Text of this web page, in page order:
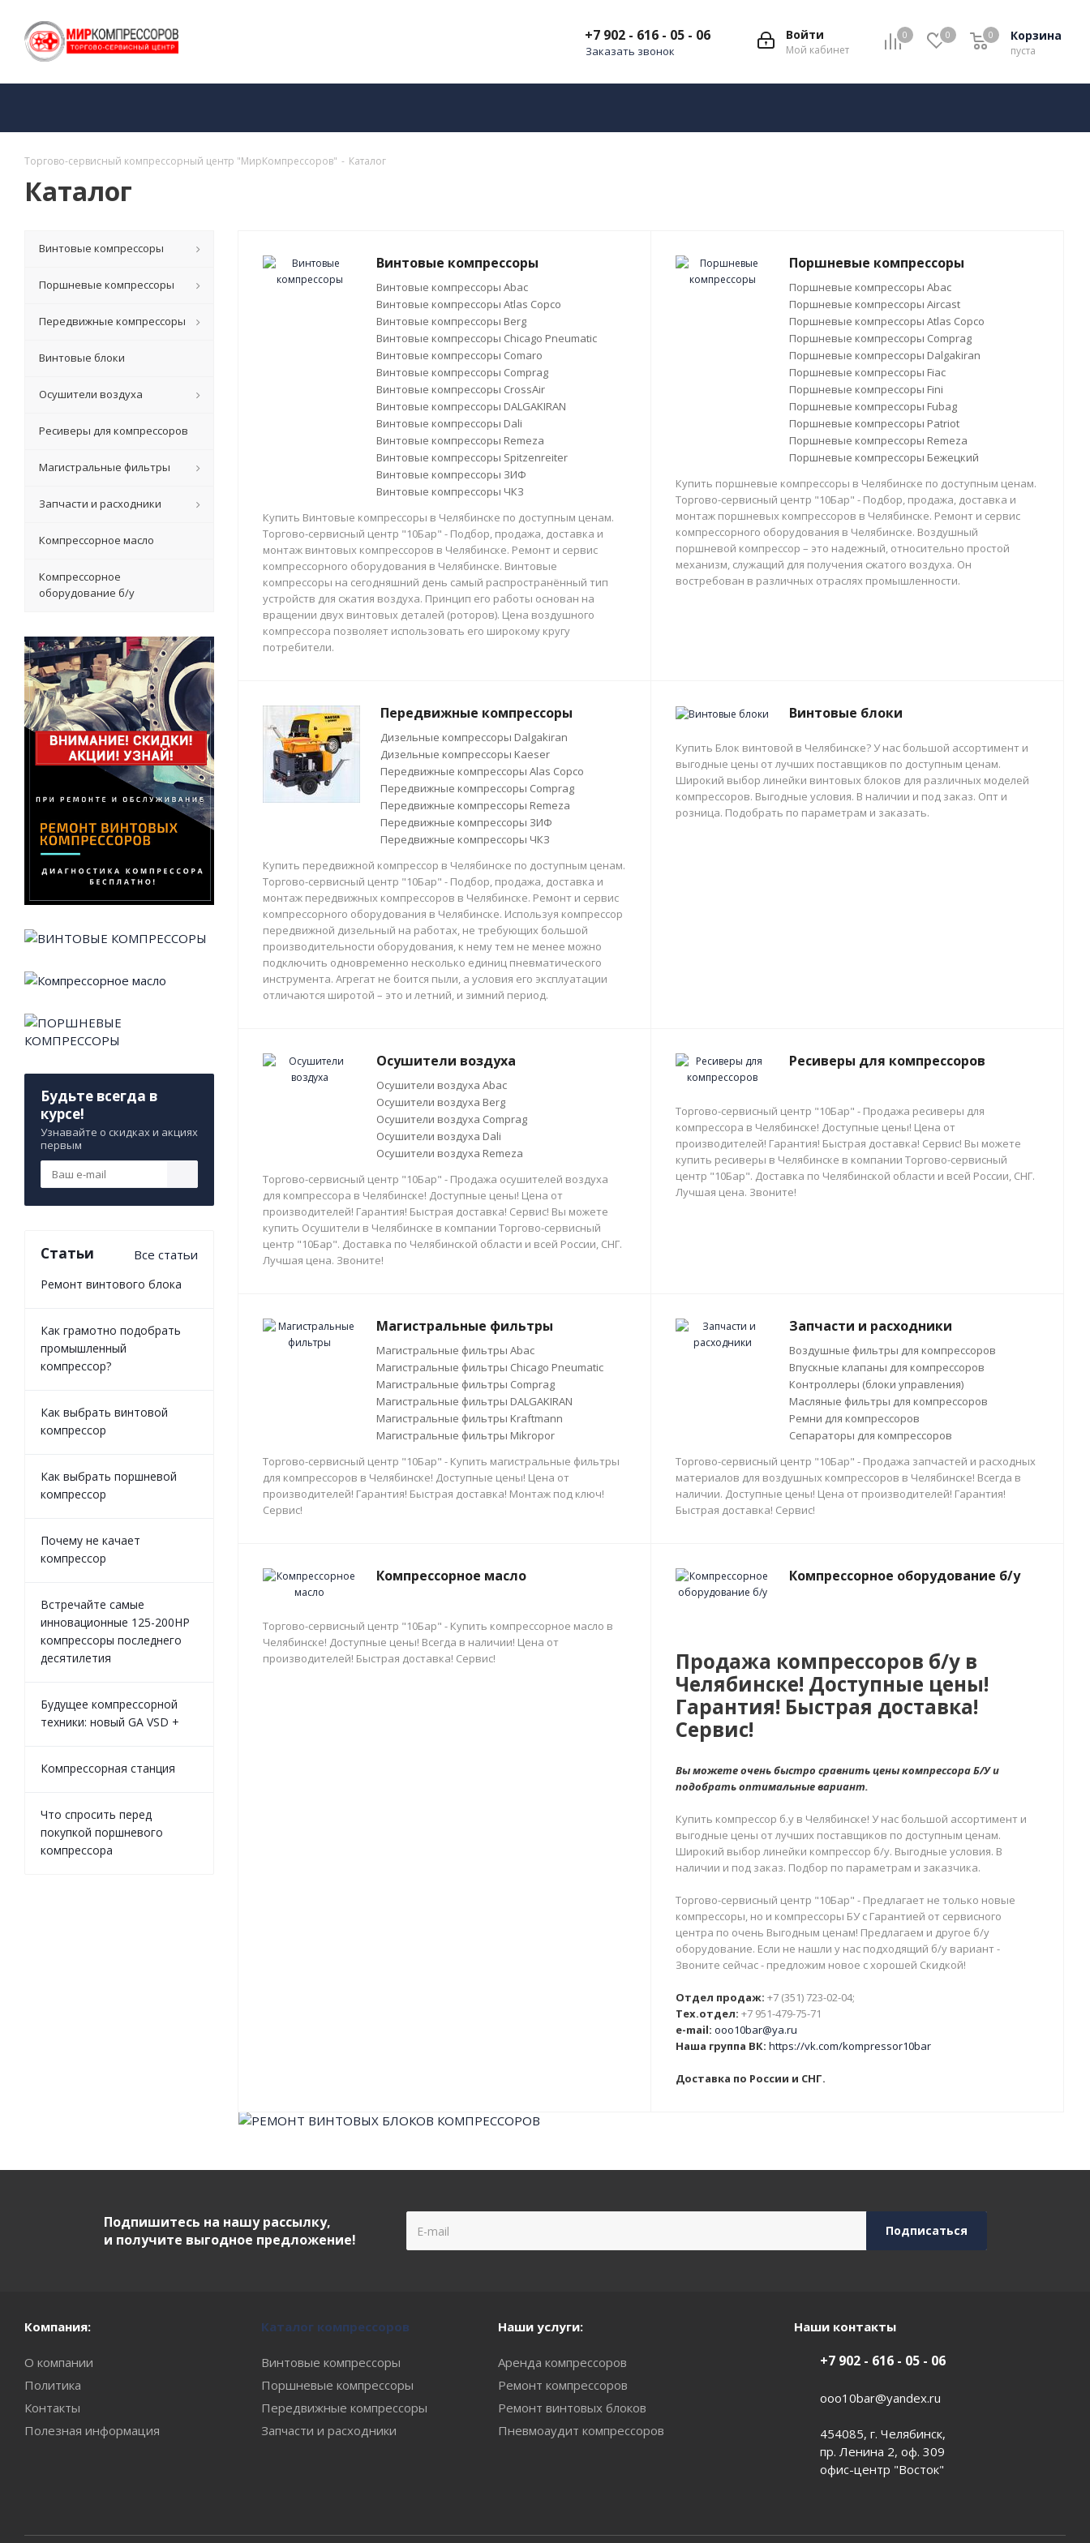
0 0 Корзина
пуста
0
Войти
Мой кабинет
+7 902 - 616 - 05 - 06
Заказать звонок
Торгово-сервисный компрессорный центр "МирКомпрессоров" - Каталог
Каталог
Винтовые компрессоры
Винтовые компрессоры Abac
Винтовые компрессоры Atlas Copco
Винтовые компрессоры Berg
Винтовые компрессоры Chicago Pneumatic
Винтовые компрессоры Comaro
Винтовые компрессоры Comprag
Винтовые компрессоры CrossAir
Винтовые компрессоры DALGAKIRAN
Винтовые компрессоры Dali
Винтовые компрессоры Remeza
Винтовые компрессоры Spitzenreiter
Винтовые компрессоры ЗИФ
Винтовые компрессоры ЧКЗ
Купить Винтовые компрессоры в Челябинске по доступным ценам.
Торгово-сервисный центр "10Бар" - Подбор, продажа, доставка и
монтаж винтовых компрессоров в Челябинске. Ремонт и сервис
компрессорного оборудования в Челябинске. Винтовые
компрессоры на сегодняшний день самый распространённый тип
устройств для сжатия воздуха. Принцип его работы основан на
вращении двух винтовых деталей (роторов). Цена воздушного
компрессора позволяет использовать его широкому кругу
потребители.
Поршневые компрессоры
Поршневые компрессоры Abac
Поршневые компрессоры Aircast
Поршневые компрессоры Atlas Copco
Поршневые компрессоры Comprag
Поршневые компрессоры Dalgakiran
Поршневые компрессоры Fiac
Поршневые компрессоры Fini
Поршневые компрессоры Fubag
Поршневые компрессоры Patriot
Поршневые компрессоры Remeza
Поршневые компрессоры Бежецкий
Купить поршневые компрессоры в Челябинске по доступным ценам.
Торгово-сервисный центр "10Бар" - Подбор, продажа, доставка и
монтаж поршневых компрессоров в Челябинске. Ремонт и сервис
компрессорного оборудования в Челябинске. Воздушный
поршневой компрессор – это надежный, относительно простой
механизм, служащий для получения сжатого воздуха. Он
востребован в различных отраслях промышленности.
Передвижные компрессоры
Дизельные компрессоры Dalgakiran
Дизельные компрессоры Kaeser
Передвижные компрессоры Alas Copco
Передвижные компрессоры Comprag
Передвижные компрессоры Remeza
Передвижные компрессоры ЗИФ
Передвижные компрессоры ЧКЗ
Купить передвижной компрессор в Челябинске по доступным ценам.
Торгово-сервисный центр "10Бар" - Подбор, продажа, доставка и
монтаж передвижных компрессоров в Челябинске. Ремонт и сервис
компрессорного оборудования в Челябинске. Используя компрессор
передвижной дизельный на работах, не требующих большой
производительности оборудования, к нему тем не менее можно
подключить одновременно несколько единиц пневматического
инструмента. Агрегат не боится пыли, а условия его эксплуатации
отличаются широтой – это и летний, и зимний период.
Винтовые блоки
Купить Блок винтовой в Челябинске? У нас большой ассортимент и
выгодные цены от лучших поставщиков по доступным ценам.
Широкий выбор линейки винтовых блоков для различных моделей
компрессоров. Выгодные условия. В наличии и под заказ. Опт и
розница. Подобрать по параметрам и заказать.
Осушители воздуха
Осушители воздуха Abac
Осушители воздуха Berg
Осушители воздуха Comprag
Осушители воздуха Dali
Осушители воздуха Remeza
Торгово-сервисный центр "10Бар" - Продажа осушителей воздуха
для компрессора в Челябинске! Доступные цены! Цена от
производителей! Гарантия! Быстрая доставка! Сервис! Вы можете
купить Осушители в Челябинске в компании Торгово-сервисный
центр "10Бар". Доставка по Челябинской области и всей России, СНГ.
Лучшая цена. Звоните!
Ресиверы для компрессоров
Торгово-сервисный центр "10Бар" - Продажа ресиверы для
компрессора в Челябинске! Доступные цены! Цена от
производителей! Гарантия! Быстрая доставка! Сервис! Вы можете
купить ресиверы в Челябинске в компании Торгово-сервисный
центр "10Бар". Доставка по Челябинской области и всей России, СНГ.
Лучшая цена. Звоните!
Магистральные фильтры
Магистральные фильтры Abac
Магистральные фильтры Chicago Pneumatic
Магистральные фильтры Comprag
Магистральные фильтры DALGAKIRAN
Магистральные фильтры Kraftmann
Магистральные фильтры Mikropor
Торгово-сервисный центр "10Бар" - Купить магистральные фильтры
для компрессоров в Челябинске! Доступные цены! Цена от
производителей! Гарантия! Быстрая доставка! Монтаж под ключ!
Сервис!
Запчасти и расходники
Воздушные фильтры для компрессоров
Впускные клапаны для компрессоров
Контроллеры (блоки управления)
Масляные фильтры для компрессоров
Ремни для компрессоров
Сепараторы для компрессоров
Торгово-сервисный центр "10Бар" - Продажа запчастей и расходных
материалов для воздушных компрессоров в Челябинске! Всегда в
наличии. Доступные цены! Цена от производителей! Гарантия!
Быстрая доставка! Сервис!
Компрессорное масло
Торгово-сервисный центр "10Бар" - Купить компрессорное масло в
Челябинске! Доступные цены! Всегда в наличии! Цена от
производителей! Быстрая доставка! Сервис!
Компрессорное оборудование б/у
Продажа компрессоров б/у в
Челябинске! Доступные цены!
Гарантия! Быстрая доставка!
Сервис!
Вы можете очень быстро сравнить цены компрессора Б/У и
подобрать оптимальные вариант.
Купить компрессор б.у в Челябинске! У нас большой ассортимент и
выгодные цены от лучших поставщиков по доступным ценам.
Широкий выбор линейки компрессор б/у. Выгодные условия. В
наличии и под заказ. Подбор по параметрам и заказчика.
Торгово-сервисный центр "10Бар" - Предлагает не только новые
компрессоры, но и компрессоры БУ с Гарантией от сервисного
центра по очень Выгодным ценам! Предлагаем и другое б/у
оборудование. Если не нашли у нас подходящий б/у вариант -
Звоните сейчас - предложим новое с хорошей Скидкой!
Отдел продаж: +7 (351) 723-02-04;
Тех.отдел: +7 951-479-75-71
e-mail: ooo10bar@ya.ru
Наша группа ВК: https://vk.com/kompressor10bar
Доставка по России и СНГ.
Винтовые компрессоры
Поршневые компрессоры
Передвижные компрессоры
Винтовые блоки
Осушители воздуха
Ресиверы для компрессоров
Магистральные фильтры
Запчасти и расходники
Компрессорное масло
Компрессорное
оборудование б/у
Будьте всегда в
курсе!
Узнавайте о скидках и акциях
первым
Статьи Все статьи
Ремонт винтового блока
Как грамотно подобрать
промышленный
компрессор?
Как выбрать винтовой
компрессор
Как выбрать поршневой
компрессор
Почему не качает
компрессор
Встречайте самые
инновационные 125-200HP
компрессоры последнего
десятилетия
Будущее компрессорной
техники: новый GA VSD +
Компрессорная станция
Что спросить перед
покупкой поршневого
компрессора
Подпишитесь на нашу рассылку,
и получите выгодное предложение!
Компания:
О компании
Политика
Контакты
Полезная информация
Каталог компрессоров
Винтовые компрессоры
Поршневые компрессоры
Передвижные компрессоры
Запчасти и расходники
Наши услуги:
Аренда компрессоров
Ремонт компрессоров
Ремонт винтовых блоков
Пневмоаудит компрессоров
Наши контакты
+7 902 - 616 - 05 - 06
ooo10bar@yandex.ru
454085, г. Челябинск,
пр. Ленина 2, оф. 309
офис-центр "Восток"